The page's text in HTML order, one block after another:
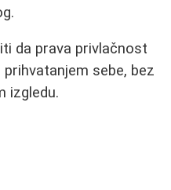
da prava privlačnost
sebe, bez
izgledu.